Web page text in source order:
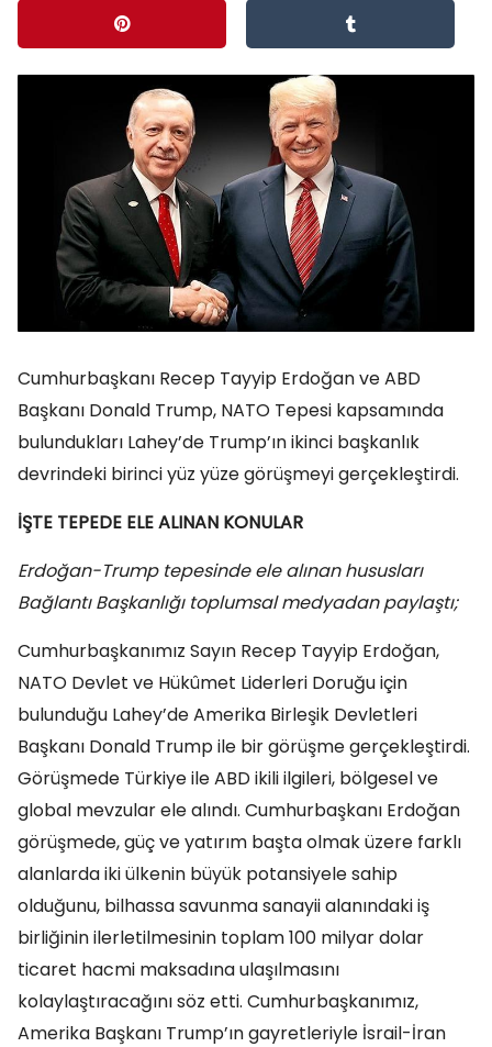
Cumhurbaşkanı Recep Tayyip Erdoğan ve ABD
Başkanı Donald Trump, NATO Tepesi kapsamında
bulundukları Lahey’de Trump’ın ikinci başkanlık
devrindeki birinci yüz yüze görüşmeyi gerçekleştirdi.
İŞTE TEPEDE ELE ALINAN KONULAR
Erdoğan-Trump tepesinde ele alınan hususları
Bağlantı Başkanlığı toplumsal medyadan paylaştı;
Cumhurbaşkanımız Sayın Recep Tayyip Erdoğan,
NATO Devlet ve Hükûmet Liderleri Doruğu için
bulunduğu Lahey’de Amerika Birleşik Devletleri
Başkanı Donald Trump ile bir görüşme gerçekleştirdi.
Görüşmede Türkiye ile ABD ikili ilgileri, bölgesel ve
global mevzular ele alındı. Cumhurbaşkanı Erdoğan
görüşmede, güç ve yatırım başta olmak üzere farklı
alanlarda iki ülkenin büyük potansiyele sahip
olduğunu, bilhassa savunma sanayii alanındaki iş
birliğinin ilerletilmesinin toplam 100 milyar dolar
ticaret hacmi maksadına ulaşılmasını
kolaylaştıracağını söz etti. Cumhurbaşkanımız,
Amerika Başkanı Trump’ın gayretleriyle İsrail-İran